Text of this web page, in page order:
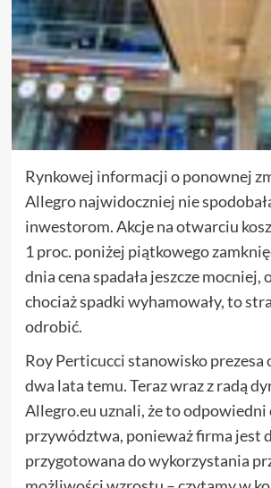
Rynkowej informacji o ponownej
Allegro najwidoczniej nie
inwestorom. Akcje na otwarciu
1 proc. poniżej piątkowego
dnia cena spadała jeszcze mocniej,
chociaż spadki wyhamowały, to
odrobić.
Roy Perticucci stanowisko prezesa
dwa lata temu. Teraz wraz z radą
Allegro.eu uznali, że to odpowiedni
przywództwa, ponieważ firma jest
przygotowana do wykorzystania